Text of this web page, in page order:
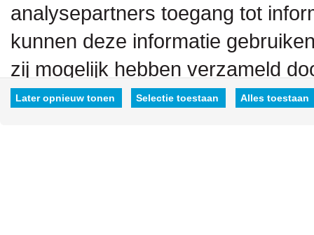
analysepartners toegang tot
kunnen deze informatie
zij mogelijk hebben verzameld
hen hebt verstrekt.
Later opnieuw tonen Selectie toestaan Alles toestaan